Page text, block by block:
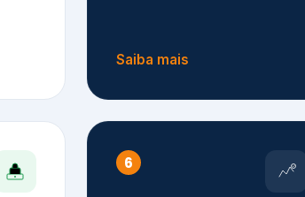
Saiba mais
6